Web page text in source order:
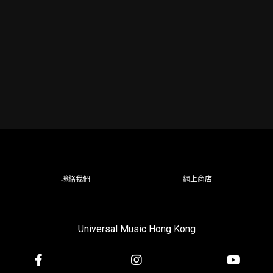
聯絡我們 網上商店
Universal Music Hong Kong